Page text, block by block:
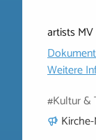
artists
Weitere
#Kultur &